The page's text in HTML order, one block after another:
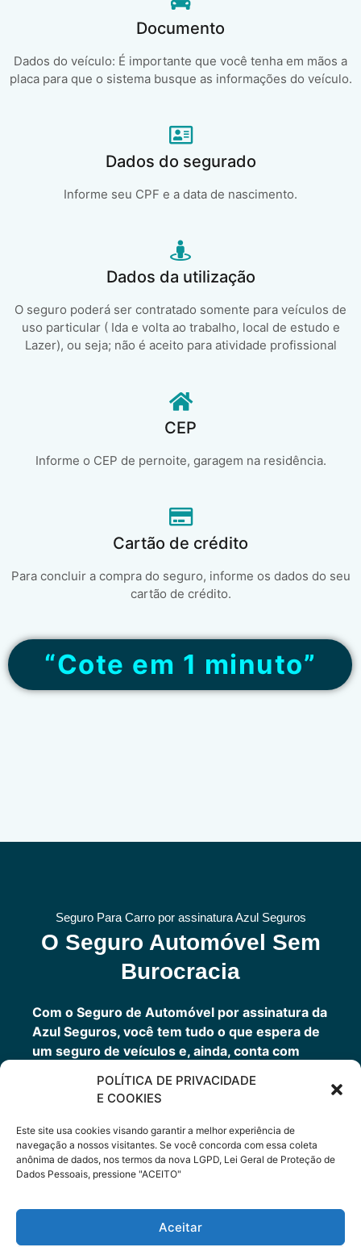
POLÍTICA DE PRIVACIDADE
E COOKIES
Este site usa cookies visando garantir a melhor experiência de
navegação a nossos visitantes. Se você concorda com essa coleta
anônima de dados, nos termos da nova LGPD, Lei Geral de Proteção de
Dados Pessoais, pressione "ACEITO"
Aceitar
Documento
Dados do veículo: É importante que você tenha em mãos a
placa para que o sistema busque as informações do veículo.
Dados do segurado
Informe seu CPF e a data de nascimento.
Dados da utilização
O seguro poderá ser contratado somente para veículos de
uso particular ( Ida e volta ao trabalho, local de estudo e
Lazer), ou seja; não é aceito para atividade profissional
CEP
Informe o CEP de pernoite, garagem na residência.
Cartão de crédito
Para concluir a compra do seguro, informe os dados do seu
cartão de crédito.
“Cote em 1 minuto”
Seguro Para Carro por assinatura Azul Seguros
O Seguro Automóvel Sem
Burocracia
Com o Seguro de Automóvel por assinatura da
Azul Seguros, você tem tudo o que espera de
um seguro de veículos e, ainda, conta com
outros benefícios disponíveis 24h.
Você tem um seguro completo com a garantia
Porto Seguro.